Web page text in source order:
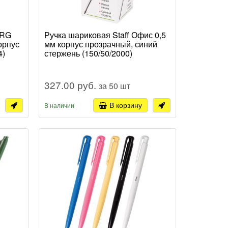
Ручка шариковая Staff Офис 0,5
мм корпус прозрачный, синий
стержень (150/50/2000)
327.00 руб. за 50 шт
В наличии В корзину